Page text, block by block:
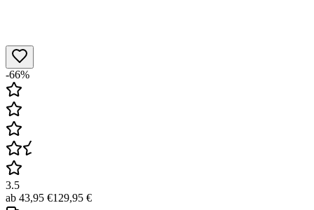
-66%
3.5
ab 43,95 €129,95 €